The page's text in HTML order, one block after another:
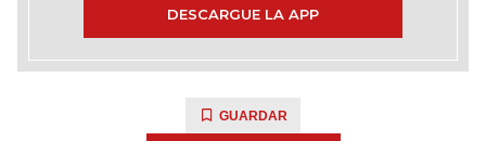
DESCARGUE LA APP
GUARDAR